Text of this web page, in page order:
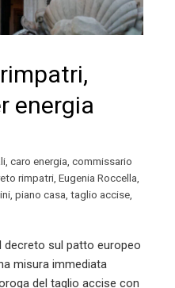
energia
caro energia commissario
rimpatri Eugenia Roccella
piano casa taglio accise
decreto sul patto europeo
misura immediata
del taglio accise con